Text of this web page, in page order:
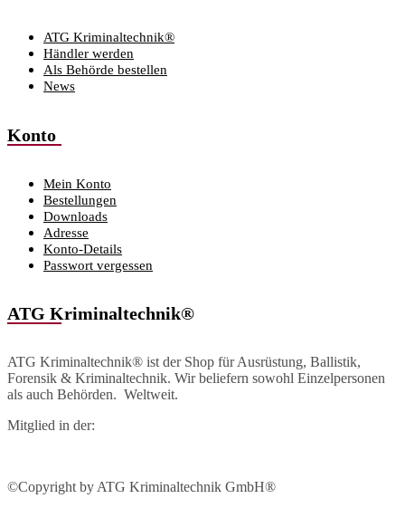
ATG Kriminaltechnik®
Händler werden
Als Behörde bestellen
News
Konto
Mein Konto
Bestellungen
Downloads
Adresse
Konto-Details
Passwort vergessen
ATG Kriminaltechnik®
ATG Kriminaltechnik® ist der Shop für Ausrüstung, Ballistik,
Forensik & Kriminaltechnik. Wir beliefern sowohl Einzelpersonen
als auch Behörden. Weltweit.
Mitglied in der:
©Copyright by ATG Kriminaltechnik GmbH®